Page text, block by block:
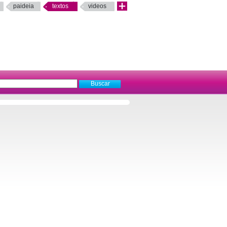
paideia textos videos